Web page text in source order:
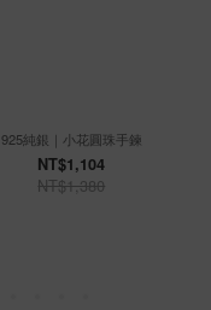
925純銀｜小花圓珠手鍊
NT$1,104
NT$1,380